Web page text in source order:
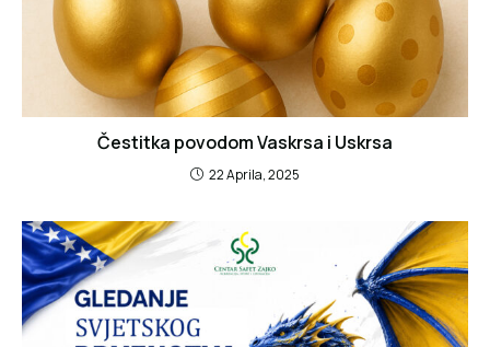
Čestitka povodom Vaskrsa i Uskrsa
22 Aprila, 2025